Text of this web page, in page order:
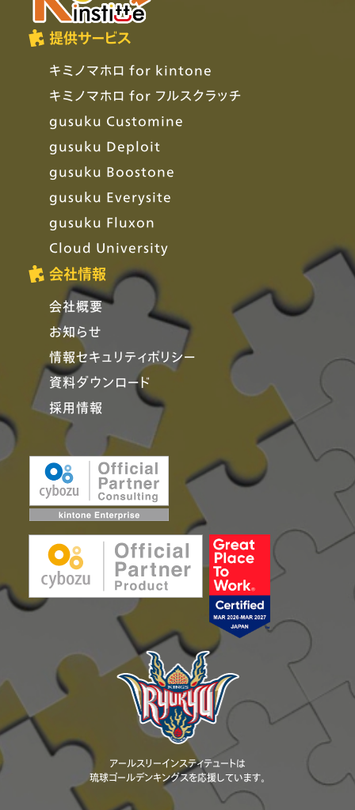
提供サービス
キミノマホロ for kintone
キミノマホロ for フルスクラッチ
gusuku Customine
gusuku Deploit
gusuku Boostone
gusuku Everysite
gusuku Fluxon
Cloud University
会社情報
会社概要
お知らせ
情報セキュリティポリシー
資料ダウンロード
採用情報
アールスリーインスティテュートは
琉球ゴールデンキングスを応援しています。